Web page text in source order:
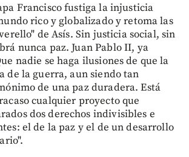
Francisco fustiga la injusticia
rico y globalizado y retoma las
de Asís. Sin justicia social, sin
nunca paz. Juan Pablo II, ya
nadie se haga ilusiones de que la
de la guerra, aun siendo tan
de una paz duradera. Está
cualquier proyecto que
dos derechos indivisibles e
el de la paz y el de un desarrollo